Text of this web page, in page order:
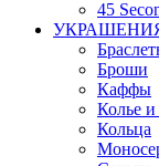
45
Броши
Каффы
Колье
Кольца